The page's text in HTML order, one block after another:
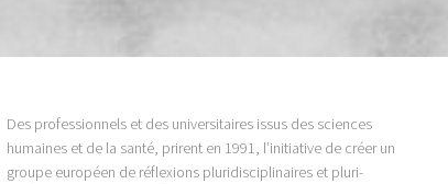
Des professionnels et des universitaires issus des sciences
humaines et de la santé, prirent en 1991, l’initiative de créer un
groupe européen de réflexions pluridisciplinaires et pluri-